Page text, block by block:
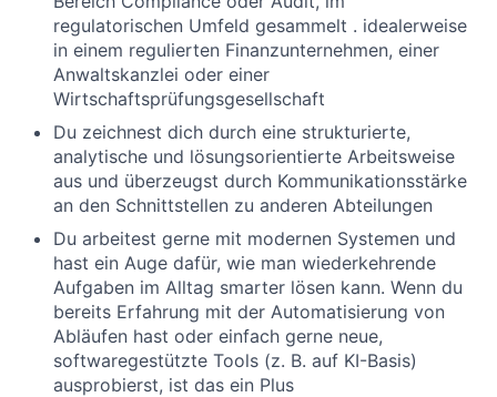
regulatorischen Umfeld gesammelt . idealerweise
in einem regulierten Finanzunternehmen, einer
Anwaltskanzlei oder einer
Wirtschaftsprüfungsgesellschaft
Du zeichnest dich durch eine strukturierte,
analytische und lösungsorientierte Arbeitsweise
aus und überzeugst durch Kommunikationsstärke
an den Schnittstellen zu anderen Abteilungen
Du arbeitest gerne mit modernen Systemen und
hast ein Auge dafür, wie man wiederkehrende
Aufgaben im Alltag smarter lösen kann. Wenn du
bereits Erfahrung mit der Automatisierung von
Abläufen hast oder einfach gerne neue,
softwaregestützte Tools (z. B. auf KI-Basis)
ausprobierst, ist das ein Plus